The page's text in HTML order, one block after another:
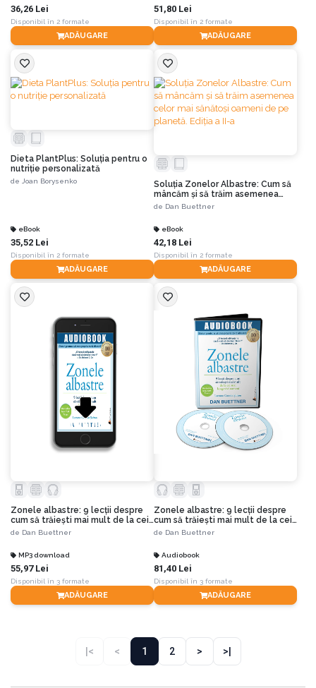
36,26 Lei
Disponibil în 2 formate
ADĂUGARE
51,80 Lei
Disponibil în 2 formate
ADĂUGARE
Dieta PlantPlus: Soluția pentru o
nutriție personalizată
de Joan Borysenko
eBook
35,52 Lei
Disponibil în 2 formate
ADĂUGARE
Soluția Zonelor Albastre: Cum să
mâncăm și să trăim asemenea
celor mai sănătoși oameni de pe
de Dan Buettner
eBook
42,18 Lei
Disponibil în 2 formate
ADĂUGARE
Zonele albastre: 9 lecții despre
cum să trăiești mai mult de la cei
mai longevivi oameni
de Dan Buettner
MP3 download
55,97 Lei
Disponibil în 3 formate
ADĂUGARE
Zonele albastre: 9 lecții despre
cum să trăiești mai mult de la cei
mai longevivi oameni
de Dan Buettner
Audiobook
81,40 Lei
Disponibil în 3 formate
ADĂUGARE
|< < 1 2 > >|